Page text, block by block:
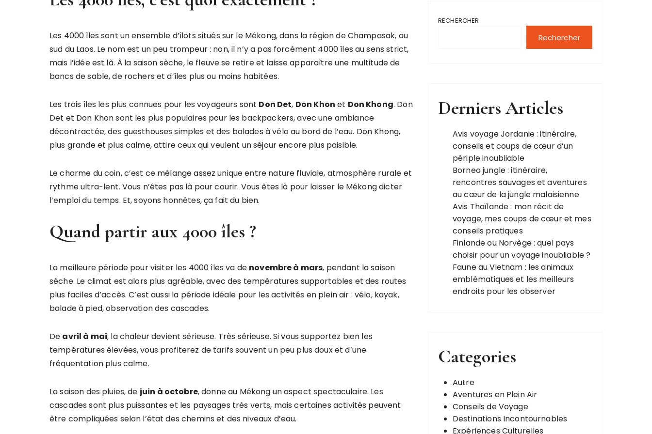
Les 4000 îles sont un ensemble d’îlots situés sur le Mékong, dans la région de Champasak, au
sud du Laos. Le nom est un peu trompeur : non, il n’y a pas forcément 4000 îles au sens strict,
mais l’idée est là. À la saison sèche, le fleuve se retire et laisse apparaître une multitude de
bancs de sable, de rochers et d’îles plus ou moins habitées.
Les trois îles les plus connues pour les voyageurs sont Don Det, Don Khon et Don Khong. Don
Det et Don Khon sont les plus populaires pour les backpackers, avec une ambiance
décontractée, des guesthouses simples et des balades à vélo au bord de l’eau. Don Khong,
plus grande et plus calme, attire ceux qui veulent un séjour encore plus paisible.
Le charme du coin, c’est ce mélange assez unique entre nature fluviale, atmosphère rurale et
rythme ultra-lent. Vous n’êtes pas là pour courir. Vous êtes là pour laisser le Mékong dicter
l’emploi du temps. Et, soyons honnêtes, ça fait du bien.
Quand partir aux 4000 îles ?
La meilleure période pour visiter les 4000 îles va de novembre à mars, pendant la saison
sèche. Le climat est alors plus agréable, avec des températures supportables et des routes
plus faciles d’accès. C’est aussi la période idéale pour les activités en plein air : vélo, kayak,
balade à pied, observation des cascades.
De avril à mai, la chaleur devient sérieuse. Très sérieuse. Si vous supportez bien les
températures élevées, vous profiterez de tarifs souvent un peu plus doux et d’une
fréquentation plus calme.
La saison des pluies, de juin à octobre, donne au Mékong un aspect spectaculaire. Les
cascades sont plus puissantes et les paysages très verts, mais certaines activités peuvent
être compliquées selon l’état des chemins et des niveaux d’eau.
RECHERCHER
Rechercher
Derniers Articles
Avis voyage Jordanie : itinéraire,
conseils et coups de cœur d’un
périple inoubliable
Borneo jungle : itinéraire,
rencontres sauvages et aventures
au cœur de la jungle malaisienne
Avis Thaïlande : mon récit de
voyage, mes coups de cœur et mes
conseils pratiques
Finlande ou Norvège : quel pays
choisir pour un voyage inoubliable ?
Faune au Vietnam : les animaux
emblématiques et les meilleurs
endroits pour les observer
Categories
Autre
Aventures en Plein Air
Conseils de Voyage
Destinations Incontournables
Expériences Culturelles